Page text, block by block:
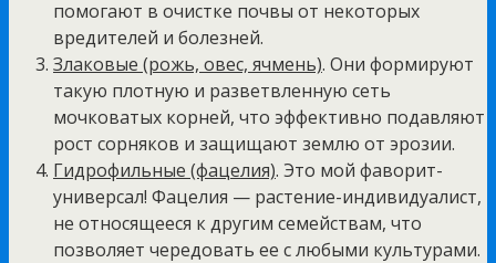
помогают в очистке почвы от некоторых
вредителей и болезней.
Злаковые (рожь, овес, ячмень). Они формируют
такую плотную и разветвленную сеть
мочковатых корней, что эффективно подавляют
рост сорняков и защищают землю от эрозии.
Гидрофильные (фацелия). Это мой фаворит-
универсал! Фацелия — растение-индивидуалист,
не относящееся к другим семействам, что
позволяет чередовать ее с любыми культурами.